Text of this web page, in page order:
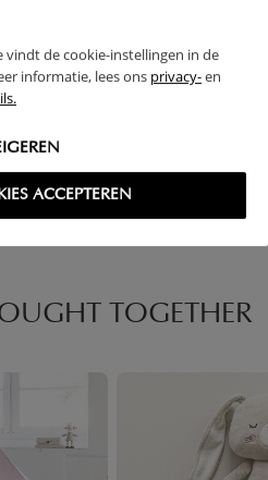
vindt de cookie-instellingen in de
informatie, lees ons privacy-en
ACCEPTEREN
| CHARCOAL
TOGETHER